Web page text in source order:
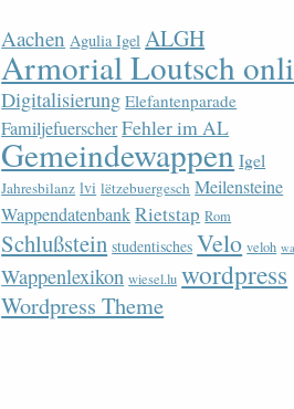
Aachen Agulia Igel ALGH
Armorial Loutsch
Digitalisierung Elefantenparade
FamiljefuerscherFehler im AL
Gemeindewappen Igel
Jahresbilanz lvi lëtzebuergesch Meilensteine
WappendatenbankRietstap Rom
Schlußstein studentisches Velo veloh
Wappenlexikon wiesel.lu wordpress
Wordpress Theme